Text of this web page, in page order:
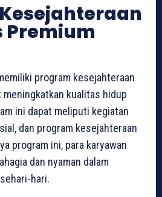
Premium
program kesejahteraan
kualitas hidup
ini dapat meliputi kegiatan
dan program kesejahteraan
program ini, para karyawan
dan nyaman dalam
hari.